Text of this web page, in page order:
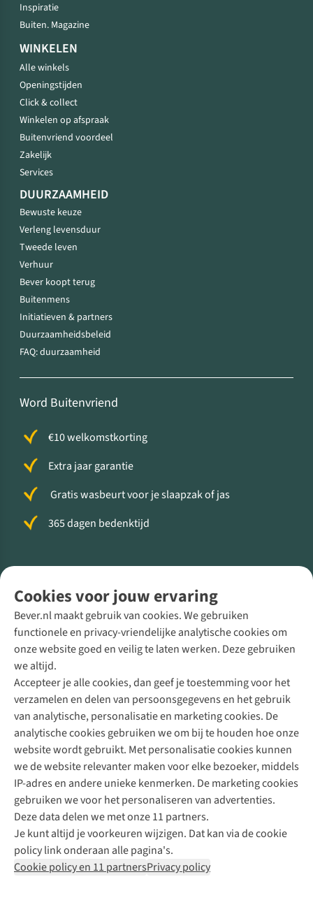
Cookies voor jouw ervaring
Bever.nl maakt gebruik van cookies. We gebruiken
functionele en privacy-vriendelijke analytische cookies om
onze website goed en veilig te laten werken. Deze gebruiken
we altijd.
Accepteer je alle cookies, dan geef je toestemming voor het
verzamelen en delen van persoonsgegevens en het gebruik
van analytische, personalisatie en marketing cookies. De
analytische cookies gebruiken we om bij te houden hoe onze
website wordt gebruikt. Met personalisatie cookies kunnen
we de website relevanter maken voor elke bezoeker, middels
IP-adres en andere unieke kenmerken. De marketing cookies
gebruiken we voor het personaliseren van advertenties.
Deze data delen we met onze 11 partners.
Je kunt altijd je voorkeuren wijzigen. Dat kan via de cookie
policy link onderaan alle pagina's.
Cookie policy en 11 partnersPrivacy policy
Inspiratie
Buiten. Magazine
WINKELEN
Alle winkels
Openingstijden
Click & collect
Winkelen op afspraak
Buitenvriend voordeel
Zakelijk
Services
DUURZAAMHEID
Bewuste keuze
Verleng levensduur
Tweede leven
Verhuur
Bever koopt terug
Buitenmens
Initiatieven & partners
Duurzaamheidsbeleid
FAQ: duurzaamheid
Word Buitenvriend
€10 welkomstkorting
Extra jaar garantie
Gratis wasbeurt voor je slaapzak of jas
365 dagen bedenktijd
Direct advies van een Buitenexpert
+31 (0)85 888 50 88
+31 6 12 28 49 80
Contactformulier